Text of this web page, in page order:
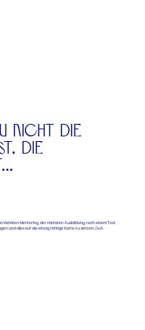
NICHT DIE
DIE
Mentoring, der nächsten Ausbildung, noch einem Tool
und alles auf die einzig richtige Karte zu setzen:Dich